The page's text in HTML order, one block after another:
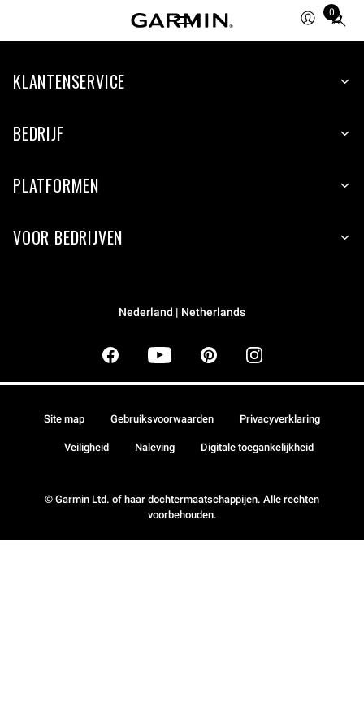
0
Total
items
cart:
KLANTENSERVICE
BEDRIJF
PLATFORMEN
VOOR BEDRIJVEN
Nederland | Netherlands
© Garmin Ltd. of haar dochtermaatschappijen. Alle rechten
voorbehouden.
Site map Gebruiksvoorwaarden Privacyverklaring
Veiligheid Naleving Digitale toegankelijkheid